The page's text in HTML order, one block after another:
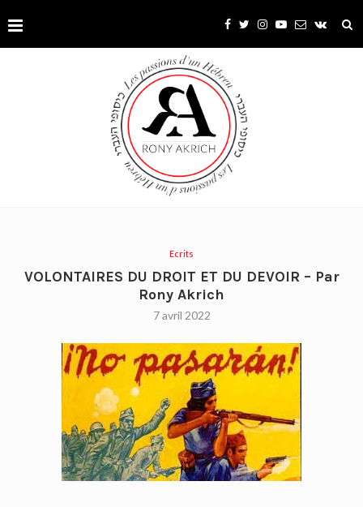
Ecrits
VOLONTAIRES DU DROIT ET DU DEVOIR – Par
Rony Akrich
7 avril 2022